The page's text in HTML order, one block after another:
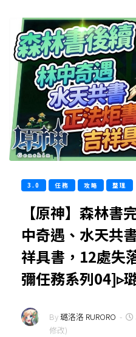
3.0 任務 攻略 整理
【原神】森林書
中奇遇、水天共
祥具書，12處失
彌任務系列04]▹
By璐洛洛 RURORO -
修改)